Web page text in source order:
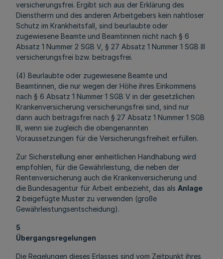
versicherungsfrei. Ergibt sich aus der Erklärung des
Dienstherrn und des anderen Arbeitgebers kein nahtloser
Schutz im Krankheitsfall, sind beurlaubte oder
zugewiesene Beamte und Beamtinnen nicht nach § 6
Absatz 1 Nummer 2 SGB V, § 27 Absatz 1 Nummer 1 SGB III
versicherungsfrei bzw. beitragsfrei.
(4) Beurlaubte oder zugewiesene Beamte und
Beamtinnen, die nur wegen der Höhe ihres Einkommens
nach § 6 Absatz 1 Nummer 1 SGB V in der gesetzlichen
Krankenversicherung versicherungsfrei sind, sind nur
dann auch beitragsfrei nach § 27 Absatz 1 Nummer 1 SGB
III, wenn sie zugleich die obengenannten
Voraussetzungen für die Versicherungsfreiheit erfüllen.
Zur Sicherstellung einer einheitlichen Handhabung wird
empfohlen, für die Gewährleistung, die neben der
Rentenversicherung auch die Krankenversicherung und
die Bundesagentur für Arbeit einbezieht, das als Anlage
2 beigefügte Muster zu verwenden (große
Gewährleistungsentscheidung).
5
Übergangsregelungen
Die Regelungen dieses Erlasses sind vom Zeitpunkt ihres